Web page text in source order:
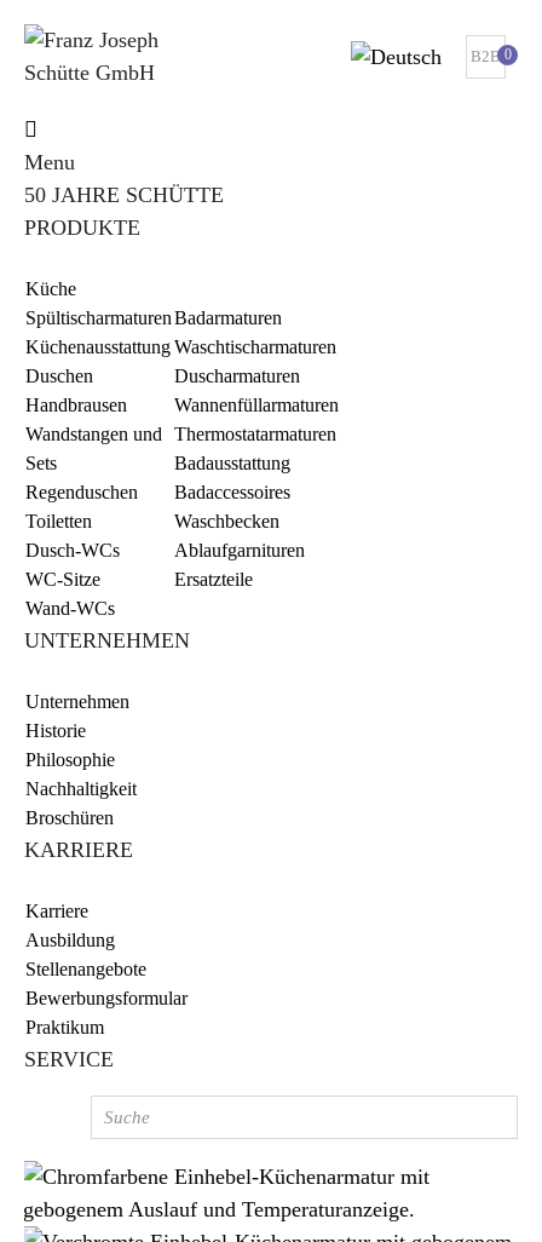
B2B 0
Menu
50 JAHRE SCHÜTTE
PRODUKTE
Küche
Spültischarmaturen
Küchenausstattung
Duschen
Handbrausen
Wandstangen und
Sets
Regenduschen
Toiletten
Dusch-WCs
WC-Sitze
Wand-WCs
Badarmaturen
Waschtischarmaturen
Duscharmaturen
Wannenfüllarmaturen
Thermostatarmaturen
Badausstattung
Badaccessoires
Waschbecken
Ablaufgarnituren
Ersatzteile
UNTERNEHMEN
Unternehmen
Historie
Philosophie
Nachhaltigkeit
Broschüren
KARRIERE
Karriere
Ausbildung
Stellenangebote
Bewerbungsformular
Praktikum
SERVICE